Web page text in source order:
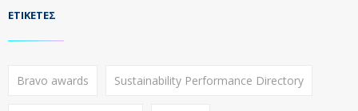
ΕΤΙΚΈΤΕΣ
Bravo awards Sustainability Performance Directory